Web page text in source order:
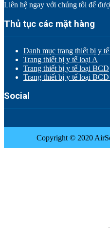
Liên hệ ngay với chúng tôi để
Thủ tục các mặt hàng
Danh mục trang thiết bị y
Trang thiết bị y tế loại A
Trang thiết bị y tế loại BCD
Trang thiết bị y tế loại
Social
Copyright © 2020